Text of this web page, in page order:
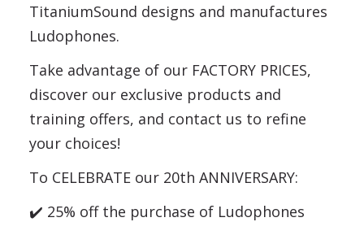
TitaniumSound designs and manufactures
Ludophones.
Take advantage of our FACTORY PRICES,
discover our exclusive products and
training offers, and contact us to refine
your choices!
To CELEBRATE our 20th ANNIVERSARY:
✔️ 25% off the purchase of Ludophones